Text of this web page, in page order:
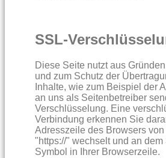
SSL-
Diese Seite nutzt aus
und zum Schutz der
Inhalte, wie zum Beispiel der
an uns als Seitenbetreiber
Verschlüsselung. Eine
Verbindung erkennen Sie
Adresszeile des Browsers von
"https://" wechselt und an dem
Symbol in Ihrer Browserzeile.